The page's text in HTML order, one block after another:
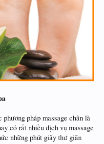
pháp massage chân là
có rất nhiều dịch vụ massage
những phút giây thư giãn